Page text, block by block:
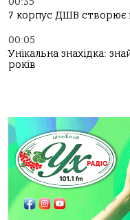
7 корпус ДШВ створює
00:05
Унікальна знахідка:
років